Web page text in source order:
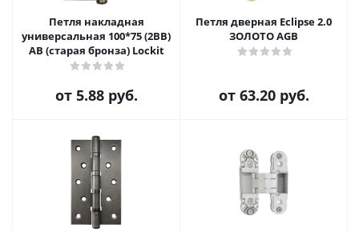
Петля накладная
универсальная 100*75 (2BB)
AB (старая бронза) Lockit
от 5.88 руб.
Петля дверная Eclipse 2.0
ЗОЛОТО AGB
от 63.20 руб.